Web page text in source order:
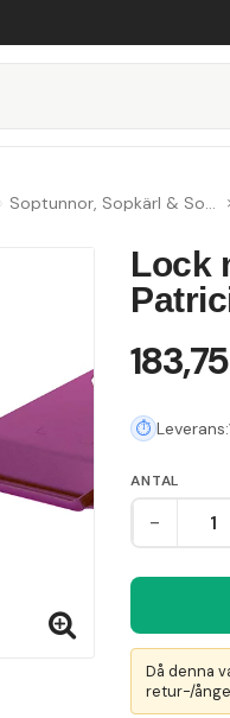
Soptunnor, Sopkärl & Sopsorteringskärl
Lock
183,75
Leverans:
ANTAL
-
Då denna
retur-/